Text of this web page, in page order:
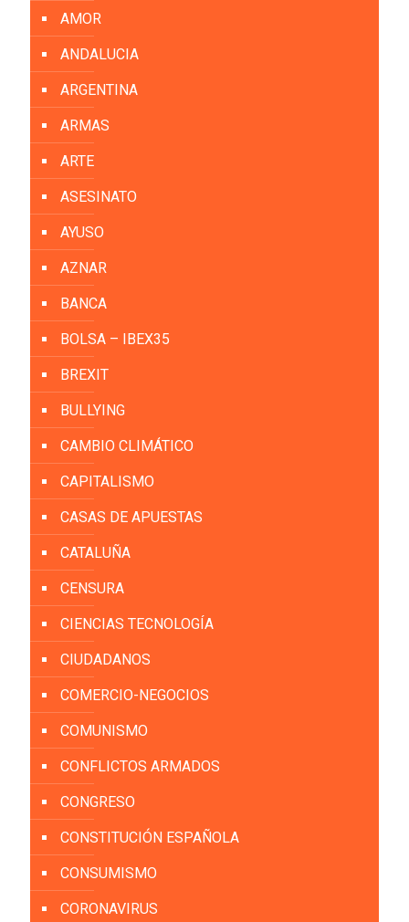
AMOR
ANDALUCIA
ARGENTINA
ARMAS
ARTE
ASESINATO
AYUSO
AZNAR
BANCA
BOLSA – IBEX35
BREXIT
BULLYING
CAMBIO CLIMÁTICO
CAPITALISMO
CASAS DE APUESTAS
CATALUÑA
CENSURA
CIENCIAS TECNOLOGÍA
CIUDADANOS
COMERCIO-NEGOCIOS
COMUNISMO
CONFLICTOS ARMADOS
CONGRESO
CONSTITUCIÓN ESPAÑOLA
CONSUMISMO
CORONAVIRUS